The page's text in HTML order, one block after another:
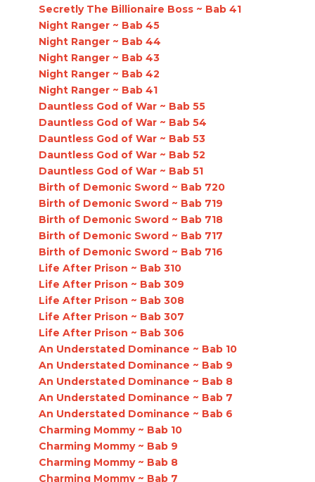
Secretly The Billionaire Boss ~ Bab 41
Night Ranger ~ Bab 45
Night Ranger ~ Bab 44
Night Ranger ~ Bab 43
Night Ranger ~ Bab 42
Night Ranger ~ Bab 41
Dauntless God of War ~ Bab 55
Dauntless God of War ~ Bab 54
Dauntless God of War ~ Bab 53
Dauntless God of War ~ Bab 52
Dauntless God of War ~ Bab 51
Birth of Demonic Sword ~ Bab 720
Birth of Demonic Sword ~ Bab 719
Birth of Demonic Sword ~ Bab 718
Birth of Demonic Sword ~ Bab 717
Birth of Demonic Sword ~ Bab 716
Life After Prison ~ Bab 310
Life After Prison ~ Bab 309
Life After Prison ~ Bab 308
Life After Prison ~ Bab 307
Life After Prison ~ Bab 306
An Understated Dominance ~ Bab 10
An Understated Dominance ~ Bab 9
An Understated Dominance ~ Bab 8
An Understated Dominance ~ Bab 7
An Understated Dominance ~ Bab 6
Charming Mommy ~ Bab 10
Charming Mommy ~ Bab 9
Charming Mommy ~ Bab 8
Charming Mommy ~ Bab 7